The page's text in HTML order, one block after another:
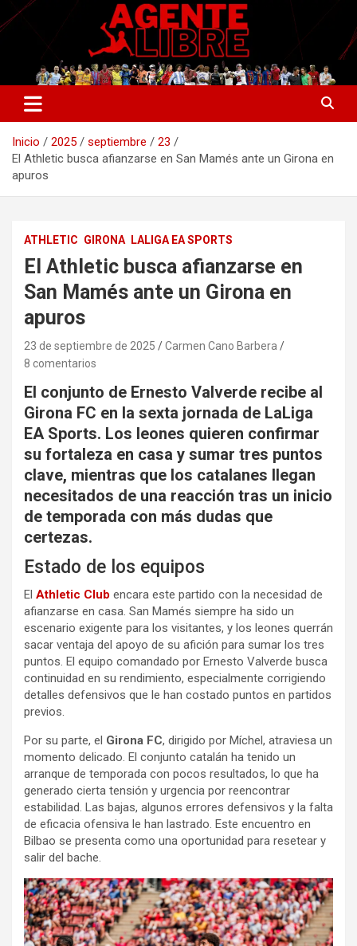
Saltar
al
Agente Libre Digital
La nueva generación del periodismo deportivo.
Inicio 2025 septiembre
23
El Athletic busca afianzarse en San Mamés ante un Girona en
apuros
ATHLETIC GIRONA LALIGA EA SPORTS
El Athletic busca afianzarse en
San Mamés ante un Girona en
apuros
23 de septiembre de 2025
Carmen Cano Barbera
8 comentarios
El conjunto de Ernesto Valverde recibe al
Girona FC en la sexta jornada de LaLiga
EA Sports. Los leones quieren confirmar
su fortaleza en casa y sumar tres puntos
clave, mientras que los catalanes llegan
necesitados de una reacción tras un inicio
de temporada con más dudas que
certezas.
Estado de los equipos
El Athletic Club encara este partido con la necesidad de
afianzarse en casa. San Mamés siempre ha sido un
escenario exigente para los visitantes, y los leones querrán
sacar ventaja del apoyo de su afición para sumar los tres
puntos. El equipo comandado por Ernesto Valverde busca
continuidad en su rendimiento, especialmente corrigiendo
detalles defensivos que le han costado puntos en partidos
previos.
Por su parte, el Girona FC, dirigido por Míchel, atraviesa un
momento delicado. El conjunto catalán ha tenido un
arranque de temporada con pocos resultados, lo que ha
generado cierta tensión y urgencia por reencontrar
estabilidad. Las bajas, algunos errores defensivos y la falta
de eficacia ofensiva le han lastrado. Este encuentro en
Bilbao se presenta como una oportunidad para resetear y
salir del bache.